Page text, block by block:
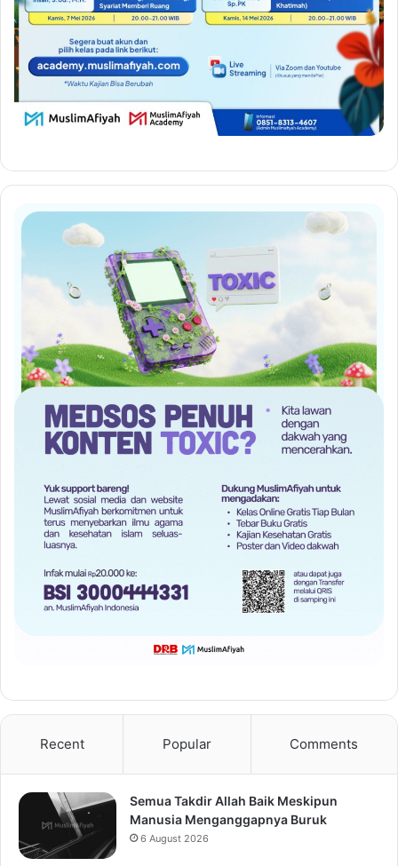
Recent Popular Comments
Semua Takdir Allah Baik Meskipun
Manusia Menganggapnya Buruk
6 August 2026